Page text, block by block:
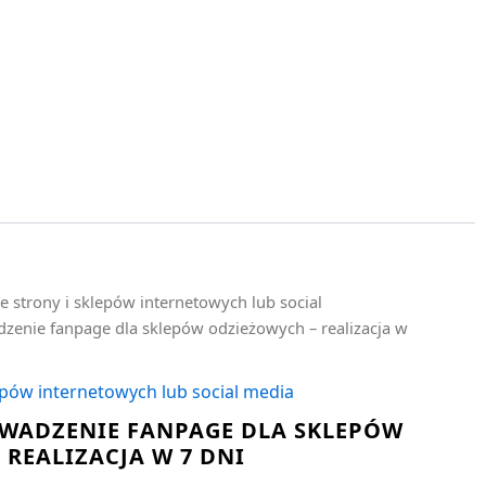
strony i sklepów internetowych lub social
fanpage dla sklepów odzieżowych – realizacja w
internetowych lub social media
FANPAGE DLA SKLEPÓW
W 7 DNI